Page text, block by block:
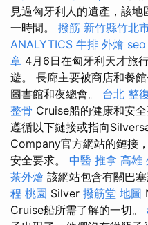
見過匈牙利人的遺產，該
一時間。 撥筋 新竹縣竹北
ANALYTICS 牛排 外燴
章 4月6日在匈牙利天才旅
遊。 長廊主要被商店和餐
圖書館和夜總會。 台北 整
整骨 Cruise船的健康和安全
遵循以下鏈接或指向
Company官方網站的鏈接
安全要求。 中醫 推拿 高雄
茶外燴 該網站包含有關巴
程 桃園 Silver 撥筋堂 地圖
Cruise船所需了解的一切。